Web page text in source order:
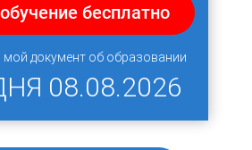
бесплатно
мой документ об образовании
08.08.2026